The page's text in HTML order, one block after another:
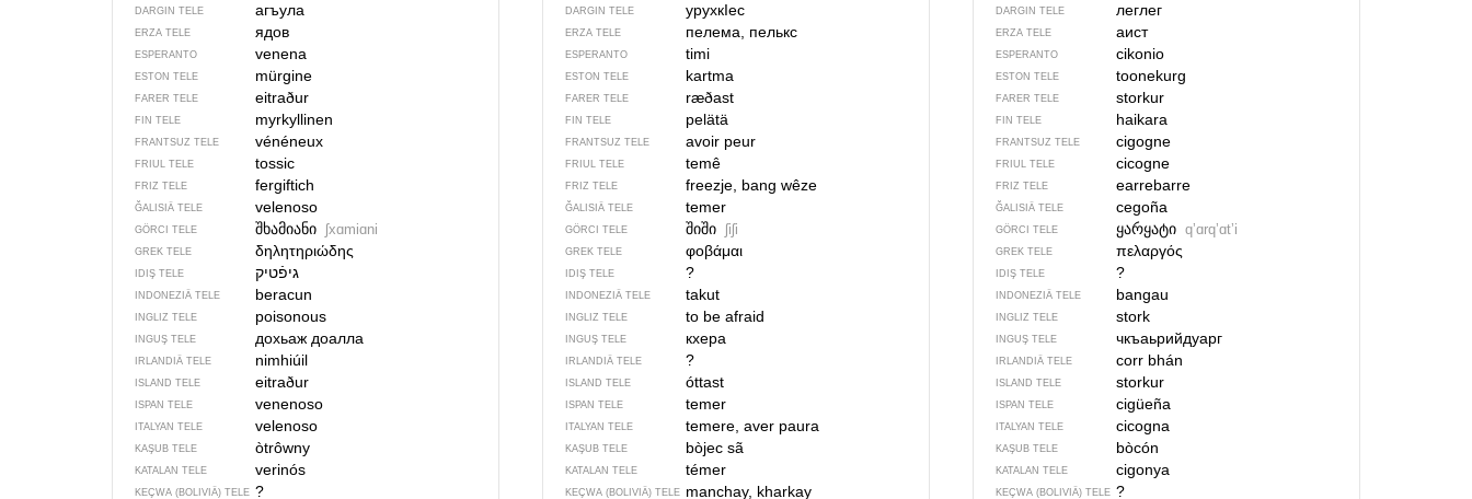
DARGIN TELE агъула
ERZA TELE ядов
ESPERANTO venena
ESTON TELE mürgine
FARER TELE eitraður
FIN TELE myrkyllinen
FRANTSUZ TELE vénéneux
FRIUL TELE tossic
FRIZ TELE fergiftich
ĞALISIÄ TELE velenoso
GÖRCI TELE შხამიანი ʃxɑmiɑni
GREK TELE δηλητηριώδης
IDIŞ TELE גיפֿטיק‎‎
INDONEZIÄ TELE beracun
INGLIZ TELE poisonous
INGUŞ TELE дохьаж доалла
IRLANDIÄ TELE nimhiúil
ISLAND TELE eitraður
ISPAN TELE venenoso
ITALYAN TELE velenoso
KAŞUB TELE òtrôwny
KATALAN TELE verinós
KEÇWA (BOLIVIÄ) TELE ?
DARGIN TELE урухкIес
ERZA TELE пелема, пелькс
ESPERANTO timi
ESTON TELE kartma
FARER TELE ræðast
FIN TELE pelätä
FRANTSUZ TELE avoir peur
FRIUL TELE temê
FRIZ TELE freezje, bang wêze
ĞALISIÄ TELE temer
GÖRCI TELE შიში ʃiʃi
GREK TELE φοβάμαι
IDIŞ TELE ?
INDONEZIÄ TELE takut
INGLIZ TELE to be afraid
INGUŞ TELE кхера
IRLANDIÄ TELE ?
ISLAND TELE óttast
ISPAN TELE temer
ITALYAN TELE temere, aver paura
KAŞUB TELE bòjec sã
KATALAN TELE témer
KEÇWA (BOLIVIÄ) TELE manchay, kharkay
DARGIN TELE леглег
ERZA TELE аист
ESPERANTO cikonio
ESTON TELE toonekurg
FARER TELE storkur
FIN TELE haikara
FRANTSUZ TELE cigogne
FRIUL TELE cicogne
FRIZ TELE earrebarre
ĞALISIÄ TELE cegoña
GÖRCI TELE ყარყატი qʼɑrqʼɑtʼi
GREK TELE πελαργός
IDIŞ TELE ?
INDONEZIÄ TELE bangau
INGLIZ TELE stork
INGUŞ TELE чкъаьрийдуарг
IRLANDIÄ TELE corr bhán
ISLAND TELE storkur
ISPAN TELE cigüeña
ITALYAN TELE cicogna
KAŞUB TELE bòcón
KATALAN TELE cigonya
KEÇWA (BOLIVIÄ) TELE ?